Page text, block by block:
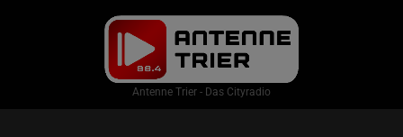
Antenne Trier - Das Cityradio